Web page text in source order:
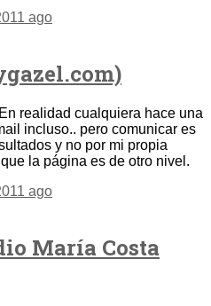
ago
realidad cualquiera hace una
incluso.. pero comunicar es
y no por mi propia
la página es de otro nivel.
ago
María Costa